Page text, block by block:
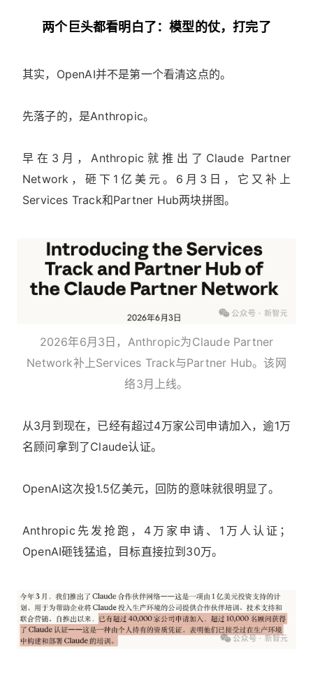
两个巨头都看明白了：模型的仗，打完了
其实，OpenAI并不是第一个看清这点的。
先落子的，是Anthropic。
早在3月，Anthropic就推出了Claude Partner
Network，砸下1亿美元。6月3日，它又补上
Services Track和Partner Hub两块拼图。
2026年6月3日，Anthropic为Claude Partner
Network补上Services Track与Partner Hub。该网
络3月上线。
从3月到现在，已经有超过4万家公司申请加入，逾1万
名顾问拿到了Claude认证。
OpenAI这次投1.5亿美元，回防的意味就很明显了。
Anthropic先发抢跑，4万家申请、1万人认证；
OpenAI砸钱猛追，目标直接拉到30万。